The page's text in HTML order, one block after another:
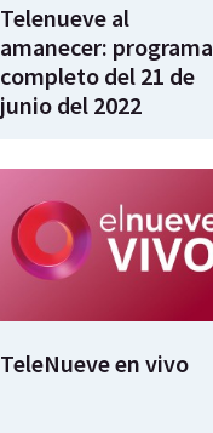
Telenueve al
amanecer: programa
completo del 21 de
junio del 2022
TeleNueve en vivo